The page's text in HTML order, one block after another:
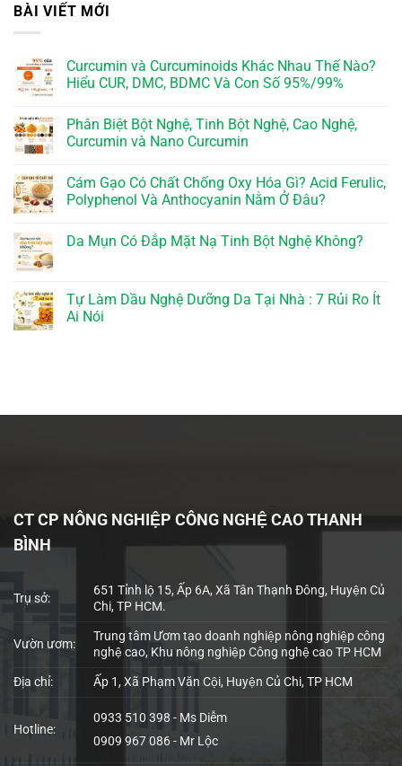
BÀI VIẾT MỚI
Curcumin và Curcuminoids Khác Nhau Thế Nào?
Hiểu CUR, DMC, BDMC Và Con Số 95%/99%
Phân Biệt Bột Nghệ, Tinh Bột Nghệ, Cao Nghệ,
Curcumin và Nano Curcumin
Cám Gạo Có Chất Chống Oxy Hóa Gì? Acid Ferulic,
Polyphenol Và Anthocyanin Nằm Ở Đâu?
Da Mụn Có Đắp Mặt Nạ Tinh Bột Nghệ Không?
Tự Làm Dầu Nghệ Dưỡng Da Tại Nhà : 7 Rủi Ro Ít
Ai Nói
CT CP NÔNG NGHIỆP CÔNG NGHỆ CAO THANH
BÌNH
Trụ sở:
651 Tỉnh lộ 15, Ấp 6A, Xã Tân Thạnh Đông, Huyện Củ
Chi, TP HCM.
Vườn ươm:
Trung tâm Ươm tạo doanh nghiệp nông nghiệp công
nghệ cao, Khu nông nghiệp Công nghệ cao TP HCM
Địa chỉ: Ấp 1, Xã Phạm Văn Cội, Huyện Củ Chi, TP HCM
Hotline:
0933 510 398 - Ms Diễm
0909 967 086 - Mr Lộc